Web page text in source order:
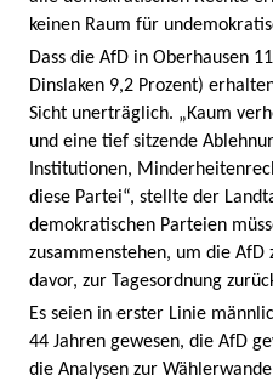
keinen Raum für
Dass die AfD in Oberhausen
Dinslaken 9,2 Prozent)
Sicht unerträglich. „Kaum
und eine tief sitzende
Institutionen,
diese Partei“, stellte der
demokratischen Parteien
zusammenstehen, um die
davor, zur Tagesordnung
Es seien in erster Linie
44 Jahren gewesen, die AfD
die Analysen zur